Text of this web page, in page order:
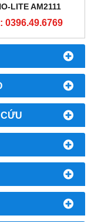
LITE AM2111
0396.49.6769